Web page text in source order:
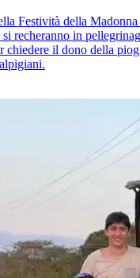
Festività della
recheranno in
chiedere il dono della